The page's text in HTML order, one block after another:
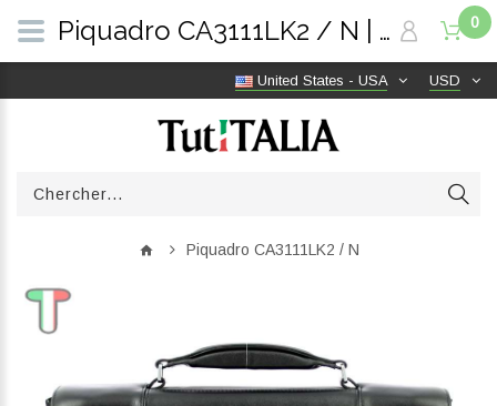
USD
United States - USA
0
Piquadro CA3111LK2 / N
Piquadro CA3111LK2 / N | TutITALIA